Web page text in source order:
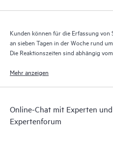
interagieren. Mit neuen Self-
selbst ausführen und ein Portal
zusammengestellten
Beitrag für Operational
vom Edge bis zur Cloud leisten.
Kunden können für die Erfassung
an sieben Tagen in der Woche rund
Die Reaktionszeiten sind abhängig
Mehr anzeigen
Online-Chat mit Experten
Expertenforum